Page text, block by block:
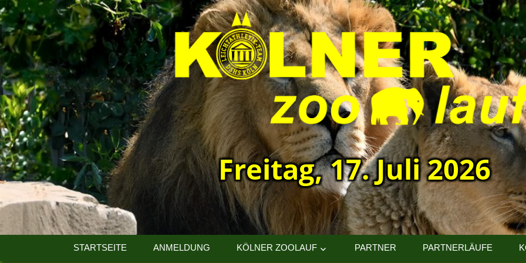
13.
Kölner
Freitag, 17. Juli 2026
STARTSEITE ANMELDUNG KÖLNER ZOOLAUF PARTNER PARTNERLÄUFE